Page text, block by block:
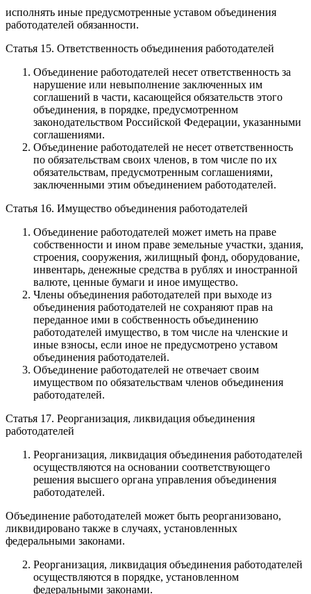
исполнять иные предусмотренные уставом объединения
работодателей обязанности.
Статья 15. Ответственность объединения работодателей
Объединение работодателей несет ответственность за
нарушение или невыполнение заключенных им
соглашений в части, касающейся обязательств этого
объединения, в порядке, предусмотренном
законодательством Российской Федерации, указанными
соглашениями.
Объединение работодателей не несет ответственность
по обязательствам своих членов, в том числе по их
обязательствам, предусмотренным соглашениями,
заключенными этим объединением работодателей.
Статья 16. Имущество объединения работодателей
Объединение работодателей может иметь на праве
собственности и ином праве земельные участки, здания,
строения, сооружения, жилищный фонд, оборудование,
инвентарь, денежные средства в рублях и иностранной
валюте, ценные бумаги и иное имущество.
Члены объединения работодателей при выходе из
объединения работодателей не сохраняют прав на
переданное ими в собственность объединению
работодателей имущество, в том числе на членские и
иные взносы, если иное не предусмотрено уставом
объединения работодателей.
Объединение работодателей не отвечает своим
имуществом по обязательствам членов объединения
работодателей.
Статья 17. Реорганизация, ликвидация объединения
работодателей
Реорганизация, ликвидация объединения работодателей
осуществляются на основании соответствующего
решения высшего органа управления объединения
работодателей.
Объединение работодателей может быть реорганизовано,
ликвидировано также в случаях, установленных
федеральными законами.
Реорганизация, ликвидация объединения работодателей
осуществляются в порядке, установленном
федеральными законами.